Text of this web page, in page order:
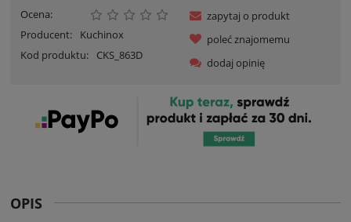
Ocena:
Producent:
Kuchinox
Kod produktu:
CKS_863D
zapytaj o produkt
poleć znajomemu
dodaj opinię
OPIS